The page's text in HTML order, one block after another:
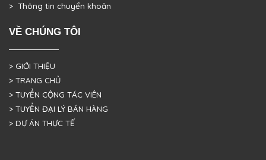
> Thông tin chuyển khoản
VỀ CHÚNG TÔI
> GIỚI THIỆU
> TRANG CHỦ
> TUYỂN CỘNG TÁC VIÊN
> TUYỂN ĐẠI LÝ BÁN HÀNG
> DỰ ÁN THỰC TẾ